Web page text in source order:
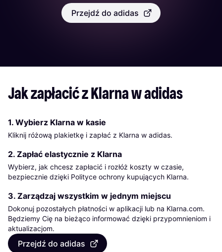
Przejdź do adidas
Jak zapłacić z Klarna w adidas
1. Wybierz Klarna w kasie
Kliknij różową plakietkę i zapłać z Klarna w adidas.
2. Zapłać elastycznie z Klarna
Wybierz, jak chcesz zapłacić i rozłóż koszty w czasie,
bezpiecznie dzięki Polityce ochrony kupujących Klarna.
3. Zarządzaj wszystkim w jednym miejscu
Dokonuj pozostałych płatności w aplikacji lub na Klarna.com.
Będziemy Cię na bieżąco informować dzięki przypomnieniom i
aktualizacjom.
Przejdź do adidas